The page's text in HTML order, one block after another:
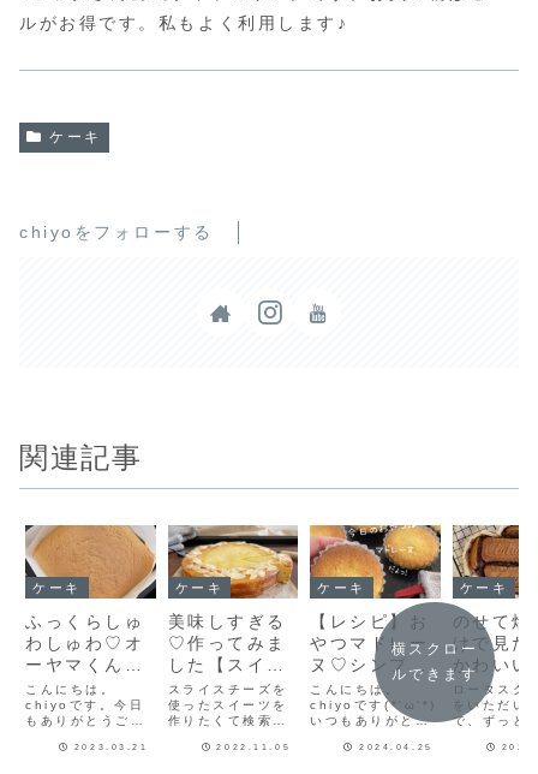
ルがお得です。私もよく利用します♪
ケーキ
chiyoをフォローする
関連記事
ケーキ
ふっくらしゅ
わしゅわ♡オ
ーヤマくんで
作る【台湾カ
ステラ】
こんにちは。
chiyoです。今日
もありがとうござ
話するのはお久し
2023.03.21
ケーキ
美味しすぎる
♡作ってみま
した【スイー
トポテトチー
ズケーキ】
スライスチーズを
使ったスイーツを
作りたくて検索し
りさんのスイート
2022.11.05
ケーキ
【レシピ】お
やつマドレー
ヌ♡シンプル
で簡単♡おや
つにピッタリ
なマドレーヌ
レシピだよ！
こんにちは。
chiyoです(*'ω'*)
いつもありがとう
おやつはマドレー
2024.04.25
ケーキ
のせて焼
けで見た
かわいい
♡【ロー
ブラウニ
ロータスク
をいただい
で、ずっと
タスブラウ
横スクロー
ルできます